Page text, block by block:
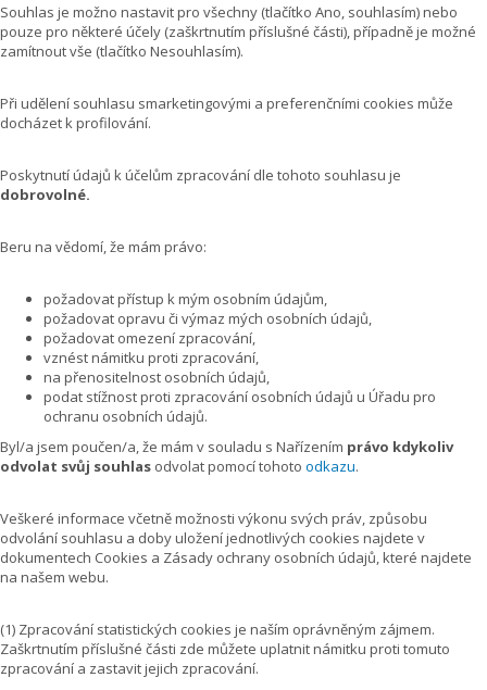
Souhlas je možno nastavit pro všechny (tlačítko Ano, souhlasím) nebo
pouze pro některé účely (zaškrtnutím příslušné části), případně je možné
zamítnout vše (tlačítko Nesouhlasím).
Při udělení souhlasu smarketingovými a preferenčními cookies může
docházet k profilování.
Poskytnutí údajů k účelům zpracování dle tohoto souhlasu je
dobrovolné.
Beru na vědomí, že mám právo:
požadovat přístup k mým osobním údajům,
požadovat opravu či výmaz mých osobních údajů,
požadovat omezení zpracování,
vznést námitku proti zpracování,
na přenositelnost osobních údajů,
podat stížnost proti zpracování osobních údajů u Úřadu pro
ochranu osobních údajů.
Byl/a jsem poučen/a, že mám v souladu s Nařízením právo kdykoliv
odvolat svůj souhlas odvolat pomocí tohoto odkazu.
Veškeré informace včetně možnosti výkonu svých práv, způsobu
odvolání souhlasu a doby uložení jednotlivých cookies najdete v
dokumentech Cookies a Zásady ochrany osobních údajů, které najdete
na našem webu.
(1) Zpracování statistických cookies je naším oprávněným zájmem.
Zaškrtnutím příslušné části zde můžete uplatnit námitku proti tomuto
zpracování a zastavit jejich zpracování.